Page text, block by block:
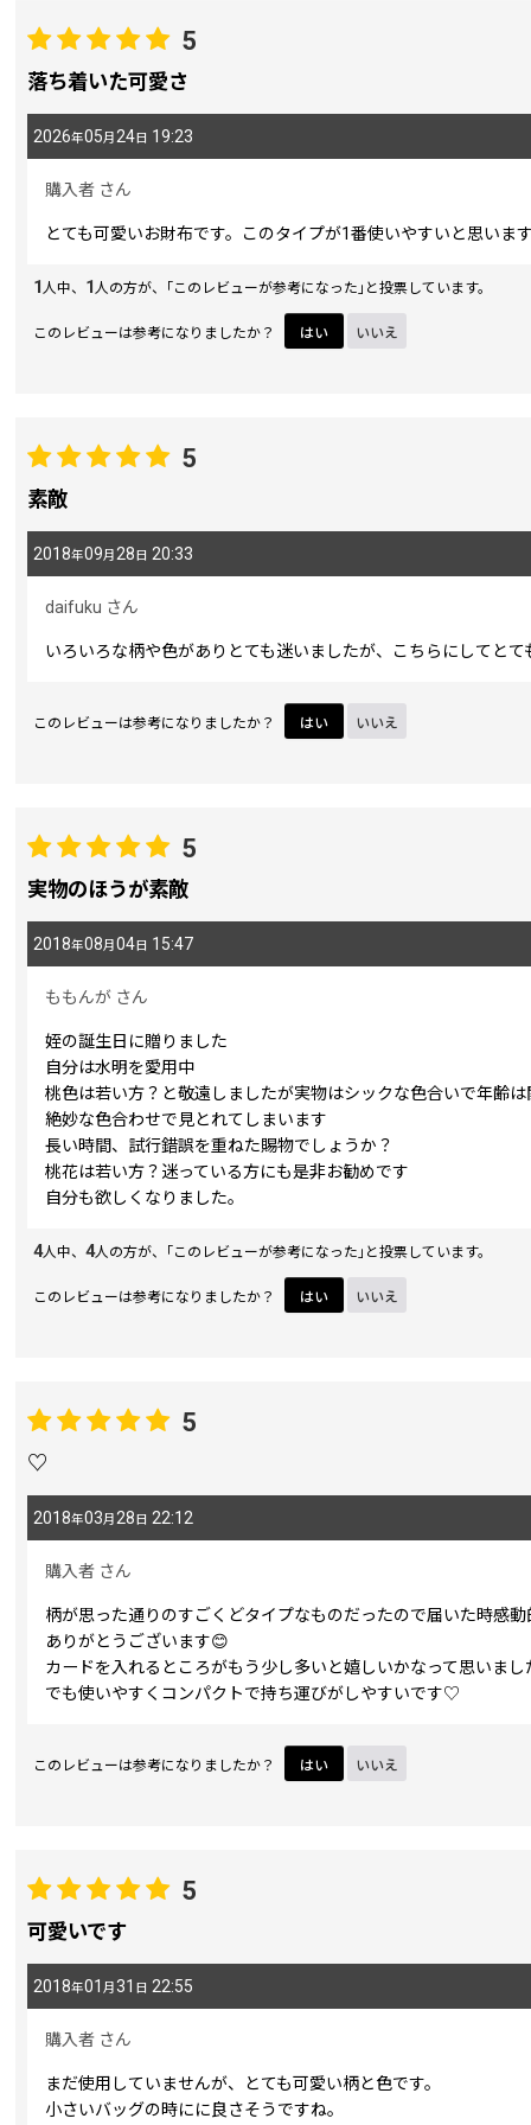
期間:
画像:
星の数 :
並び順:
5
落ち着いた可愛さ
2026年05月 24 日 19:23
購入者 さん
とても可愛いお財布です。このタイプが1番使いやすいと思います
1人中、 1人の方が、｢このレビューが参考になった｣と投票しています。
このレビューは参考になりましたか？ はい いいえ
5
素敵
2018年09月 28 日 20:33
daifuku さん
いろいろな柄や色がありとても迷いましたが、こちらにしてと
このレビューは参考になりましたか？ はい いいえ
5
実物のほうが素敵
2018年08月 04 日 15:47
ももんが さん
姪の誕生日に贈りました
自分は水明を愛用中
桃色は若い方？と敬遠しましたが実物はシックな色合いで年齢は
絶妙な色合わせで見とれてしまいます
長い時間、試行錯誤を重ねた賜物でしょうか？
桃花は若い方？迷っている方にも是非お勧めです
自分も欲しくなりました。
4人中、 4人の方が、｢このレビューが参考になった｣と投票しています。
このレビューは参考になりましたか？ はい いいえ
5
♡
2018年03月 28 日 22:12
購入者 さん
柄が思った通りのすごくどタイプなものだったので届いた時感動
ありがとうございます😊
カードを入れるところがもう少し多いと嬉しいかなって思いまし
でも使いやすくコンパクトで持ち運びがしやすいです♡
このレビューは参考になりましたか？ はい いいえ
5
可愛いです
2018年01 月 31 日 22:55
購入者 さん
まだ使用していませんが、とても可愛い柄と色です。
小さいバッグの時にに良さそうですね。